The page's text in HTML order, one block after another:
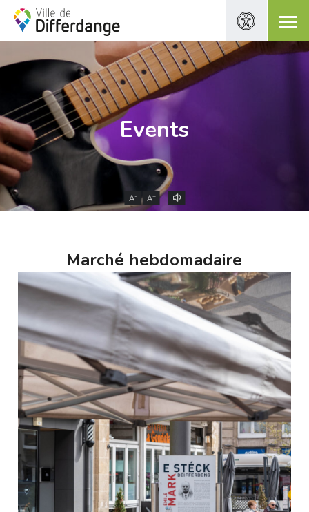
Events
A- A+
Marché hebdomadaire